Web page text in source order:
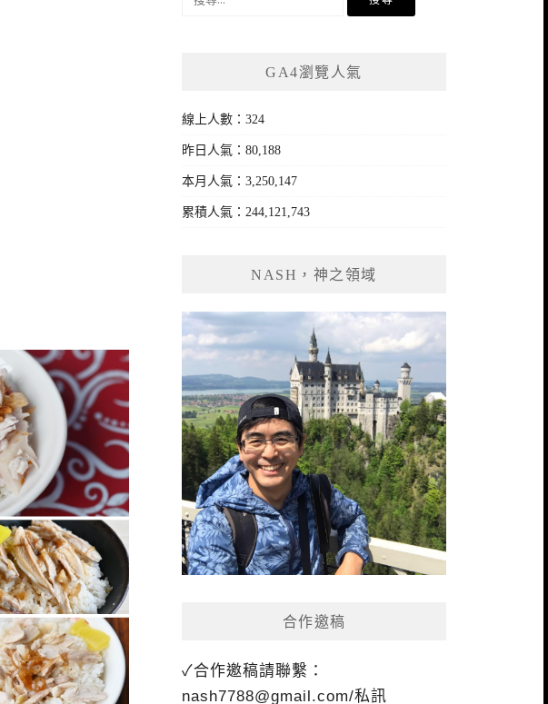
GA4瀏覽人氣
線上人數：324
昨日人氣：80,188
本月人氣：3,250,147
累積人氣：244,121,743
NASH，神之領域
合作邀稿
✓合作邀稿請聯繫：
nash7788@gmail.com/私訊